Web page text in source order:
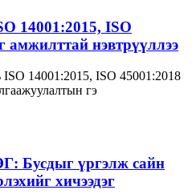
14001:2015, ISO
амжилттай нэвтрүүллээ
14001:2015, ISO 45001:2018
гэ
Бусдыг үргэлж сайн
хичээдэг